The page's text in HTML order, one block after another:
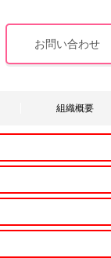
お問い合わせ
組織概要